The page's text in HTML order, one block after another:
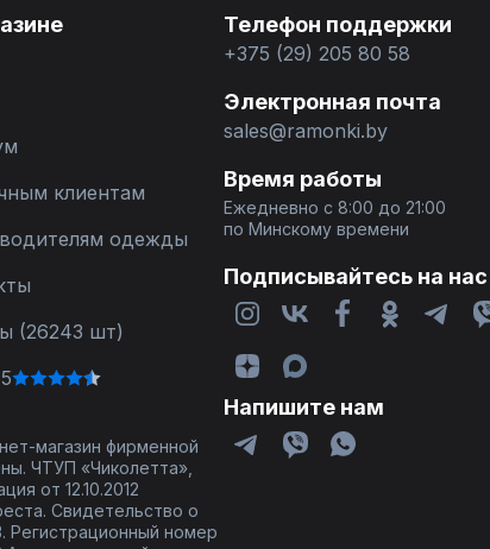
клиентам
одежды
(26243 шт)
Телефон поддержки
+375 (29) 205 80 58
Электронная почта
sales@ramonki.by
Время работы
Ежедневно с 8:00 до 21:00
по Минскому времени
Подписывайтесь на нас
Напишите нам
магазин фирменной
ЧТУП «Чиколетта»,
от 12.10.2012
Свидетельство о
Регистрационный номер